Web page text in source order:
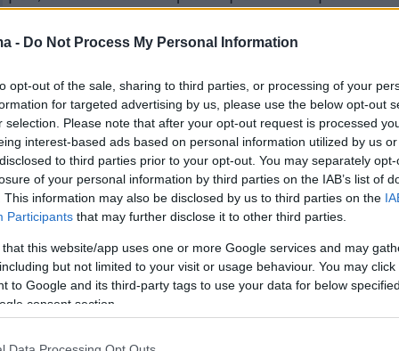
- Do Not Process My Personal Information
opt-out of the sale, sharing to third parties, or processing of your
for targeted advertising by us, please use the below opt-out
selection. Please note that after your opt-out request is processed
interest-based ads based on personal information utilized by us
to third parties prior to your opt-out. You may separately
of your personal information by third parties on the IAB’s list of
This information may also be disclosed by us to third parties on the
Participants that may further disclose it to other third parties.
that this website/app uses one or more Google services and may
but not limited to your visit or usage behaviour. You may
to Google and its third-party tags to use your data for below
consent section.
βήμα προόδου από μέρος των ακτιβιστών
κατάργησε τους περιορισμούς
Νέα Υόρκη
από τηνομοσπονδιακή άνω Βουλή
μερικές ώρες μόλις μετά την κατάργηση από
–στο οποίο η καθαρή πλειοψηφία των
των «περιορισμών» στην
προέβλεπε νόμος της πολιτείας τηςΝέας